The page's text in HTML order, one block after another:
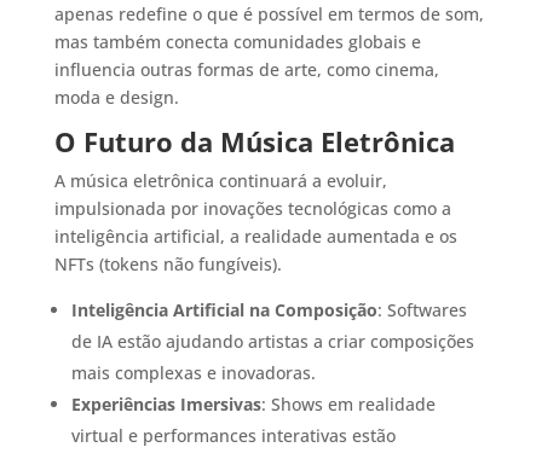
apenas redefine o que é possível em termos de som,
mas também conecta comunidades globais e
influencia outras formas de arte, como cinema,
moda e design.
O Futuro da Música Eletrônica
A música eletrônica continuará a evoluir,
impulsionada por inovações tecnológicas como a
inteligência artificial, a realidade aumentada e os
NFTs (tokens não fungíveis).
Inteligência Artificial na Composição: Softwares
de IA estão ajudando artistas a criar composições
mais complexas e inovadoras.
Experiências Imersivas: Shows em realidade
virtual e performances interativas estão